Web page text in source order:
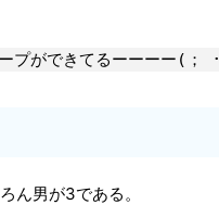
プができてるーーーー(； ･
ん男が3である。